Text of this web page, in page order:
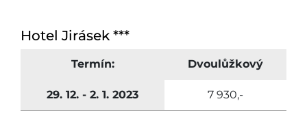
Hotel Jirásek ***
Termín: Dvoulůžkový
29. 12. - 2. 1. 2023 7 930,-